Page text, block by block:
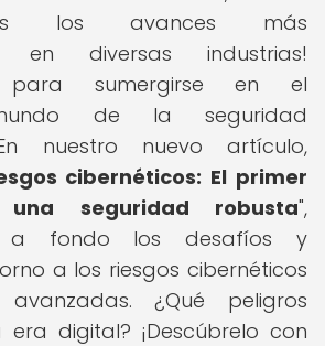
los avances más
en diversas industrias!
para sumergirse en el
de la seguridad
nuestro nuevo artículo,
cibernéticos: El primer
seguridad robusta",
a fondo los desafíos y
a los riesgos cibernéticos
¿Qué peligros
digital? ¡Descúbrelo con